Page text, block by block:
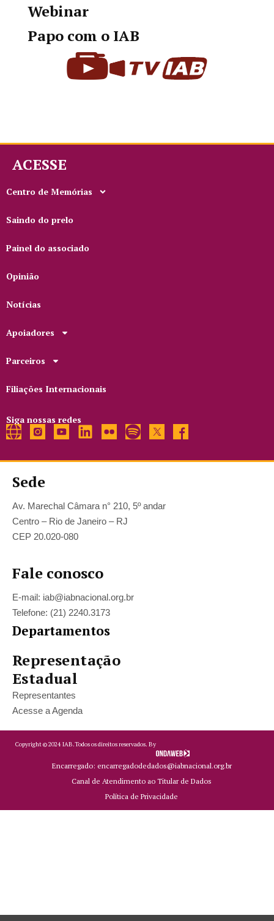
Webinar
Papo com o IAB
ACESSE
Centro de Memórias
Saindo do prelo
Painel do associado
Opinião
Notícias
Apoiadores
Parceiros
Filiações Internacionais
Siga nossas redes
Sede
Av. Marechal Câmara n° 210, 5º andar
Centro – Rio de Janeiro – RJ
CEP 20.020-080
Fale conosco
E-mail: iab@iabnacional.org.br
Telefone: (21) 2240.3173
Departamentos
Representação
Estadual
Representantes
Acesse a Agenda
Copyright ©2024 IAB.Todos os direitos reservados. By
Encarregado: encarregadodedados@iabnacional.org.br
Canal de Atendimento ao Titular de Dados
Política de Privacidade